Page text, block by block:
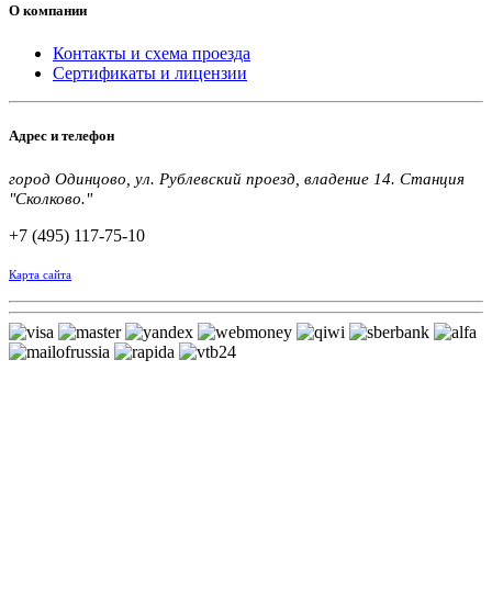
О компании
Контакты и схема проезда
Сертификаты и лицензии
Адрес и телефон
город Одинцово, ул. Рублевский проезд, владение 14. Станция
"Сколково."
+7 (495) 117-75-10
Карта сайта